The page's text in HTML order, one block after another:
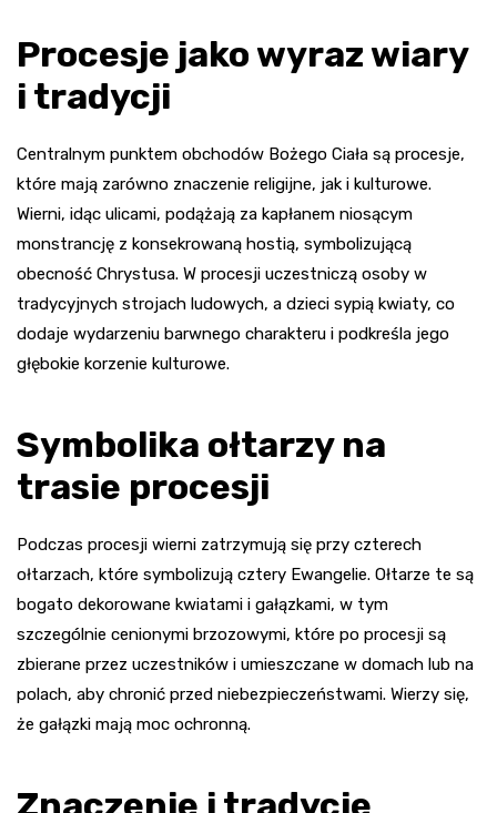
Procesje jako wyraz wiary
i tradycji
Centralnym punktem obchodów Bożego Ciała są procesje,
które mają zarówno znaczenie religijne, jak i kulturowe.
Wierni, idąc ulicami, podążają za kapłanem niosącym
monstrancję z konsekrowaną hostią, symbolizującą
obecność Chrystusa. W procesji uczestniczą osoby w
tradycyjnych strojach ludowych, a dzieci sypią kwiaty, co
dodaje wydarzeniu barwnego charakteru i podkreśla jego
głębokie korzenie kulturowe.
Symbolika ołtarzy na
trasie procesji
Podczas procesji wierni zatrzymują się przy czterech
ołtarzach, które symbolizują cztery Ewangelie. Ołtarze te są
bogato dekorowane kwiatami i gałązkami, w tym
szczególnie cenionymi brzozowymi, które po procesji są
zbierane przez uczestników i umieszczane w domach lub na
polach, aby chronić przed niebezpieczeństwami. Wierzy się,
że gałązki mają moc ochronną.